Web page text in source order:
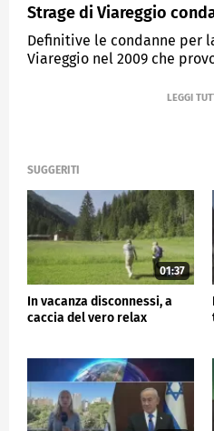
Strage di Viareggio
Definitive le condanne per
Viareggio nel 2009 che
SUGGERITI
01:37
In vacanza disconnessi, a
caccia del vero relax